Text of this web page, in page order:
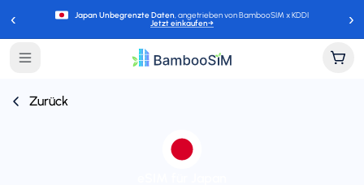
‹ Japan Unbegrenzte Daten, angetrieben von BambooSIM x KDDI
Jetzt einkaufen→ ›
Zurück